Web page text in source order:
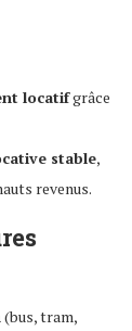
locatifgrâce
stable,
revenus.
(bus, tram,